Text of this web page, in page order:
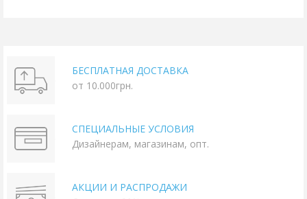
БЕСПЛАТНАЯ ДОСТАВКА
от 10.000грн.
СПЕЦИАЛЬНЫЕ УСЛОВИЯ
Дизайнерам, магазинам, опт.
АКЦИИ И РАСПРОДАЖИ